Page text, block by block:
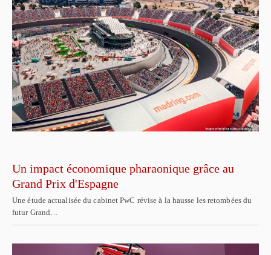
Un impact économique pharaonique grâce au
Grand Prix d'Espagne
Une étude actualisée du cabinet PwC révise à la hausse les retombées du
futur Grand…